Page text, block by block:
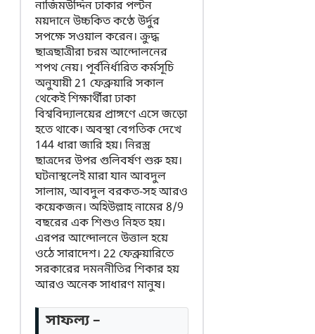
নাজিমউদ্দিন ঢাকার পল্টন
ময়দানে উচ্চকিত কণ্ঠে উর্দুর
সপক্ষে সওয়াল করেন। ক্রুদ্ধ
ছাত্রছাত্রীরা চরম আন্দোলনের
শপথ নেয়। পূর্বনির্ধারিত কর্মসূচি
অনুযায়ী 21 ফেব্রুয়ারি সকাল
থেকেই শিক্ষার্থীরা ঢাকা
বিশ্ববিদ্যালয়ের প্রাঙ্গণে এসে জড়ো
হতে থাকে। অবস্থা বেগতিক দেখে
144 ধারা জারি হয়। নিরস্ত্র
ছাত্রদের উপর গুলিবর্ষণ শুরু হয়।
ঘটনাস্থলেই মারা যান আবদুল
সালাম, আবদুল বরকত-সহ আরও
কয়েকজন। অহিউল্লাহ নামের 8/9
বছরের এক শিশুও নিহত হয়।
এরপর আন্দোলনে উত্তাল হয়ে
ওঠে সারাদেশ। 22 ফেব্রুয়ারিতে
সরকারের দমননীতির শিকার হয়
আরও অনেক সাধারণ মানুষ।
সাফল্য –